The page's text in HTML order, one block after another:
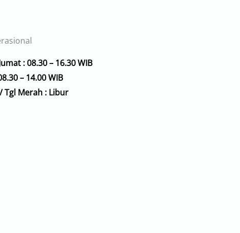
: 08.30 – 16.30 WIB
– 14.00 WIB
Tgl Merah : Libur